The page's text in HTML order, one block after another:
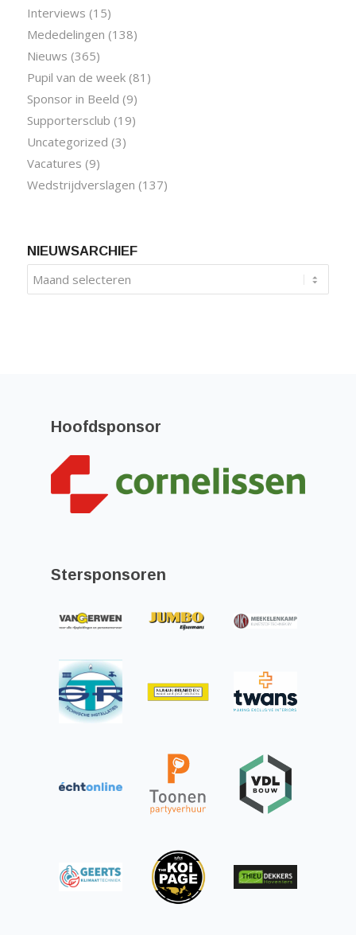
Interviews (15)
Mededelingen (138)
Nieuws (365)
Pupil van de week(81)
Sponsor in Beeld (9)
Supportersclub (19)
Uncategorized (3)
Vacatures (9)
Wedstrijdverslagen (137)
NIEUWSARCHIEF
Hoofdsponsor
Stersponsoren